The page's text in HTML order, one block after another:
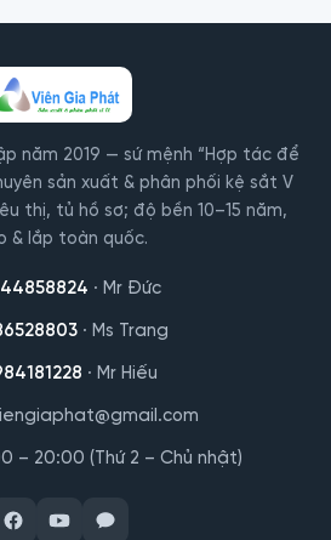
850.000₫.
năm 2019 — sứ mệnh “Hợp tác để
sản xuất & phân phối kệ sắt V
thị, tủ hồ sơ; độ bền 10–15 năm,
& lắp toàn quốc.
· Mr Đức
· Ms Trang
· Mr Hiếu
– 20:00 (Thứ 2 – Chủ nhật)